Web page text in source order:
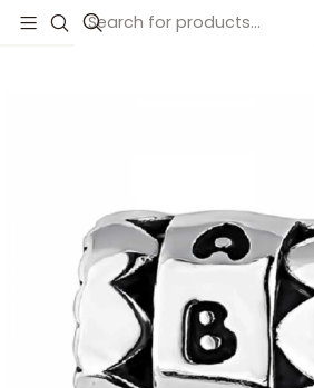
Inicio Catálogo Abalorio abuela plata